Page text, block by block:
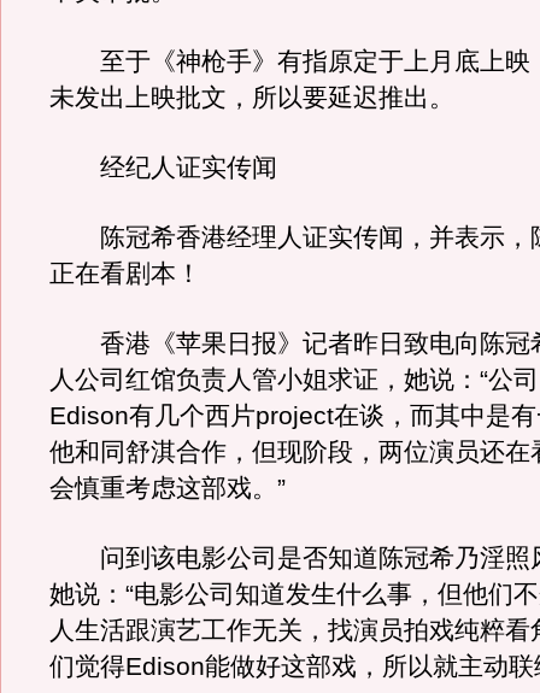
至于《神枪手》有指原定于上月底上映
未发出上映批文，所以要延迟推出。
经纪人证实传闻
陈冠希香港经理人证实传闻，并表示，
正在看剧本！
香港《苹果日报》记者昨日致电向陈冠
人公司红馆负责人管小姐求证，她说：“公
Edison有几个西片project在谈，而其中是
他和同舒淇合作，但现阶段，两位演员还在
会慎重考虑这部戏。”
问到该电影公司是否知道陈冠希乃淫照
她说：“电影公司知道发生什么事，但他们
人生活跟演艺工作无关，找演员拍戏纯粹看
们觉得Edison能做好这部戏，所以就主动联